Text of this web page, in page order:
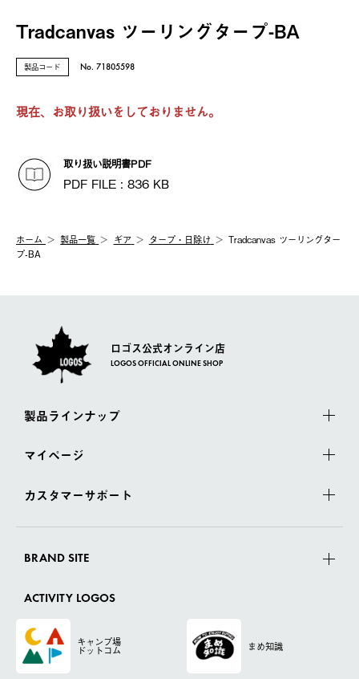
Tradcanvas ツーリングタープ-BA
製品コード No. 71805598
現在、お取り扱いをしておりません。
取り扱い説明書PDF
PDF FILE : 836 KB
ホーム 製品⼀覧 ギア タープ・日除け
Tradcanvas ツーリングター
プ-BA
ロゴス公式オンライン店
LOGOS OFFICIAL ONLINE SHOP
製品ラインナップ
マイページ
カスタマーサポート
BRAND SITE
ACTIVITY LOGOS
キャンプ場
ドットコム まめ知識